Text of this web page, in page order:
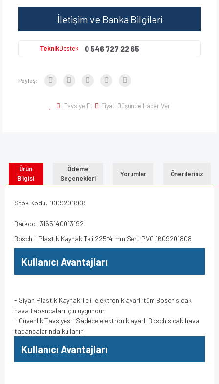
İletişim ve Banka Bilgileri
TeknikDestek 0 546 727 22 65
Paylaş:
Tavsiye Et Fiyatı Düşünce Haber Ver
Ürün
Bilgisi
Ödeme
Seçenekleri
Yorumlar Önerileriniz
Stok Kodu: 1609201808
Barkod: 3165140013192
Bosch - Plastik Kaynak Teli 225*4 mm Sert PVC 1609201808
Kullanıcı Avantajları
- Siyah Plastik Kaynak Teli, elektronik ayarlı tüm Bosch sıcak
hava tabancaları için uygundur
- Güvenlik Tavsiyesi: Sadece elektronik ayarlı Bosch sıcak hava
tabancalarında kullanın
Kullanıcı Avantajları